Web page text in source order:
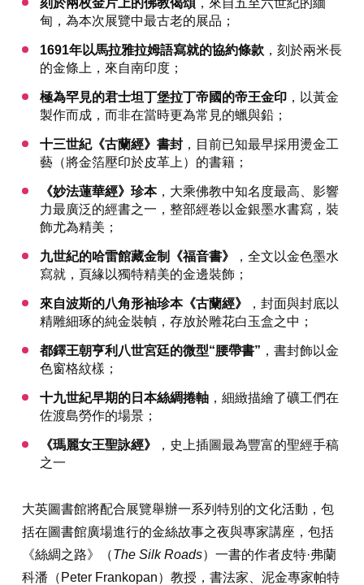
甸，為本次展覽中最古老的展品；
1691年以馬拉雅拉姆語寫就的協約條款，刻於兩米長
的金條上，來自南印度；
極為罕見的君士坦丁堡拉丁帝國的帝王金印，以黃金
製作而成，而非在當時更為常見的蠟與鉛；
十三世紀《古蘭經》書封，目前已知最早採用燙金工
藝（將金箔壓印於皮革上）的書籍；
《妙法蓮華經》珍本，大乘佛教中知名度最高、影響
力最廣泛的經書之一，整部經卷以金銀墨水書寫，裝
飾尤為精美；
九世紀的哈雷館藏金制《福音書》
，全文以金色墨水
寫就，頁緣以獨特精美的金邊裝飾；
來自波斯的八角形袖珍本《古蘭經》
，封面與封底以
精雕細琢的純金裝幀，存放於雕花白玉盒之中；
都鐸王朝亨利八世宮廷的微型“腰帶書” ，書封飾以金
色窗格紋樣；
十九世紀早期的日本絲綢捲軸，細緻描繪了礦工們在
佐渡島勞作的場景；
《瑪麗女王聖詠經》
，史上插圖最為豐富的聖經手稿
之一
大英圖書館將配合展覽舉辦一系列特別的文化活動，包
括在圖書館廣場進行的金絲故事之夜與專家講座，包括
《絲綢之路》（The Silk Roads）一書的作者皮特·弗蘭
科潘（Peter Frankopan）教授，書法家、泥金專家帕特